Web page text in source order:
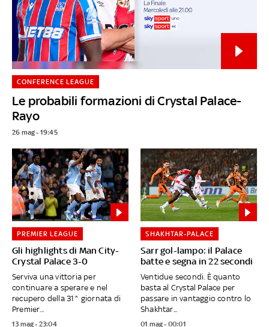
Le probabili formazioni di Crystal Palace-
Rayo
CONFERENCE LEAGUE
26 mag - 19:45
Gli highlights di Man City-
Crystal Palace 3-0
PREMIER LEAGUE
Serviva una vittoria per
continuare a sperare e nel
recupero della 31^ giornata di
Premier...
13 mag - 23:04
Sarr gol-lampo: il Palace
batte e segna in 22 secondi
SHAKHTAR-PALACE
Ventidue secondi. È quanto
basta al Crystal Palace per
passare in vantaggio contro lo
Shakhtar...
01 mag - 00:01